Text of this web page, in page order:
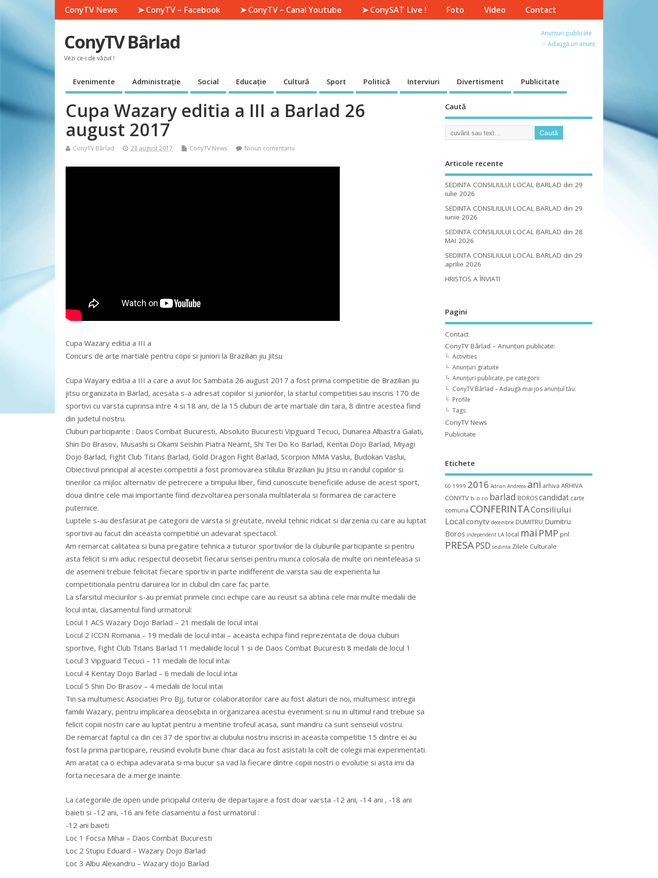
ConyTV News ➤ ConyTV – Facebook ➤ ConyTV – Canal Youtube ➤ ConySAT Live ! Foto Video Contact
ConyTV Bârlad
Vezi ce-i de văzut !
Anunțuri publicate
☞ Adaugă un anunț
Evenimente Administrație Social Educație Cultură Sport Politică Interviuri Divertisment Publicitate
Cupa Wazary editia a III a Barlad 26
august 2017
ConyTV Bârlad 28 august 2017 ConyTV News Niciun comentariu
Cupa Wazary editia a III a
Concurs de arte martiale pentru copii si juniori la Brazilian jiu Jitsu
Cupa Wayary editia a III a care a avut loc Sambata 26 august 2017 a fost prima competitie de Brazilian jiu
jitsu organizata in Barlad, acesata s-a adresat copiilor si juniorilor, la startul competitiei sau inscris 170 de
sportivi cu varsta cuprinsa intre 4 si 18 ani, de la 15 cluburi de arte martiale din tara, 8 dintre acestea fiind
din judetul nostru.
Cluburi participante : Daos Combat Bucuresti, Absoluto Bucuresti Vipguard Tecuci, Dunarea Albastra Galati,
Shin Do Brasov, Musashi si Okami Seishin Piatra Neamt, Shi Tei Do Ko Barlad, Kentai Dojo Barlad, Miyagi
Dojo Barlad, Fight Club Titans Barlad, Gold Dragon Fight Barlad, Scorpion MMA Vaslui, Budokan Vaslui,
Obiectivul principal al acestei competitii a fost promovarea stilului Brazilian Jiu Jitsu in randul copiilor si
tinerilor ca mijloc alternativ de petrecere a timpului liber, fiind cunoscute beneficiile aduse de acest sport,
doua dintre cele mai importante fiind dezvoltarea personala multilaterala si formarea de caractere
puternice.
Luptele s-au desfasurat pe categorii de varsta si greutate, nivelul tehnic ridicat si darzenia cu care au luptat
sportivii au facut din aceasta competitie un adevarat spectacol.
Am remarcat calitatea si buna pregatire tehnica a tuturor sportivilor de la cluburile participante si pentru
asta felicit si imi aduc respectul deosebit fiecarui sensei pentru munca colosala de multe ori neinteleasa si
de asemeni trebuie felicitat fiecare sportiv in parte indifferent de varsta sau de experienta lui
competitionala pentru daruirea lor in clubul din care fac parte.
La sfarsitul meciurilor s-au premiat primele cinci echipe care au reusit sa abtina cele mai multe medalii de
locul intai, clasamentul fiind urmatorul:
Locul 1 ACS Wazary Dojo Barlad – 21 medalii de locul intai
Locul 2 ICON Romania – 19 medalii de locul intai – aceasta echipa fiind reprezentata de doua cluburi
sportive, Fight Club Titans Barlad 11 medaliide locul 1 si de Daos Combat Bucuresti 8 medalii de locul 1
Locul 3 Vipguard Tecuci – 11 medalii de locul intai
Locul 4 Kentay Dojo Barlad – 6 medalii de locul intai
Locul 5 Shin Do Brasov – 4 medalii de locul intai
Tin sa multumesc Asociatiei Pro Bjj, tuturor colaboratorilor care au fost alaturi de noi, multumesc intregii
familii Wazary, pentru implicarea deosebita in organizarea acestui eveniment si nu in ultimul rand trebuie sa
felicit copiii nostri care au luptat pentru a mentine trofeul acasa, sunt mandru ca sunt senseiul vostru.
De remarcat faptul ca din cei 37 de sportivi ai clubului nostru inscrisi in aceasta competitie 15 dintre ei au
fost la prima participare, reusind evolutii bune chiar daca au fost asistati la colt de colegii mai experimentati.
Am aratat ca o echipa adevarata si ma bucur sa vad la fiecare dintre copiii nostri o evolutie si asta imi da
forta necesara de a merge inainte.
La categoriile de open unde pricipalul criteriu de departajare a fost doar varsta -12 ani, -14 ani , -18 ani
baieti si -12 ani, -16 ani fete clasamentu a fost urmatorul :
-12 ani baieti
Loc 1 Focsa Mihai – Daos Combat Bucuresti
Loc 2 Stupu Eduard – Wazary Dojo Barlad
Loc 3 Albu Alexandru – Wazary dojo Barlad
Caută
Articole recente
SEDINTA CONSILIULUI LOCAL BARLAD din 29
iulie 2026
SEDINTA CONSILIULUI LOCAL BARLAD din 29
iunie 2026
SEDINTA CONSILIULUI LOCAL BARLAD din 28
MAI 2026
SEDINTA CONSILIULUI LOCAL BARLAD din 29
aprilie 2026
HRISTOS A ÎNVIAT!
Pagini
Contact
ConyTV Bârlad – Anunțuri publicate:
Activities
Anunțuri gratuite
Anunțuri publicate, pe categorii
ConyTV Bârlad – Adaugă mai jos anunțul tău:
Profile
Tags
ConyTV News
Publicitate
Etichete
60 1999 2016 Adrian Andreea ani arhiva ARHIVA
CONYTV b-o.ro barlad BOROS candidat carte
comuna CONFERINTAConsiliului
Local conytv decembrie DUMITRU Dumitru
Boros independent LA local mai PMP pnl
PRESAPSD sedinta Zilele Culturale